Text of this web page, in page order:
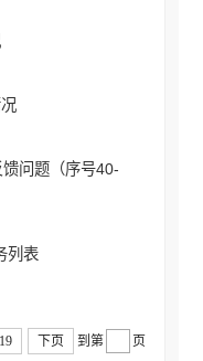
问题（序号40-
列表
19 下页 到第
页